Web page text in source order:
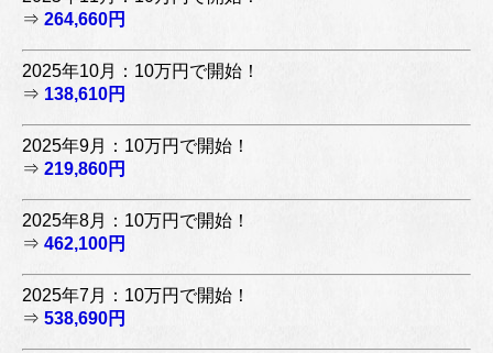
⇒ 264,660円
2025年10月：10万円で開始！
⇒ 138,610円
2025年9月：10万円で開始！
⇒ 219,860円
2025年8月：10万円で開始！
⇒ 462,100円
2025年7月：10万円で開始！
⇒ 538,690円